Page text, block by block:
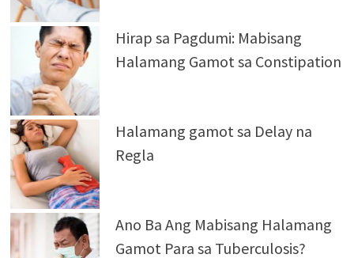
Hirap sa Pagdumi: Mabisang
Halamang Gamot sa Constipation
Halamang gamot sa Delay na
Regla
Ano Ba Ang Mabisang Halamang
Gamot Para sa Tuberculosis?